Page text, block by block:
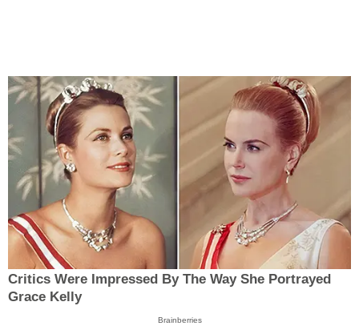
Critics Were Impressed By The Way She Portrayed
Grace Kelly
Brainberries